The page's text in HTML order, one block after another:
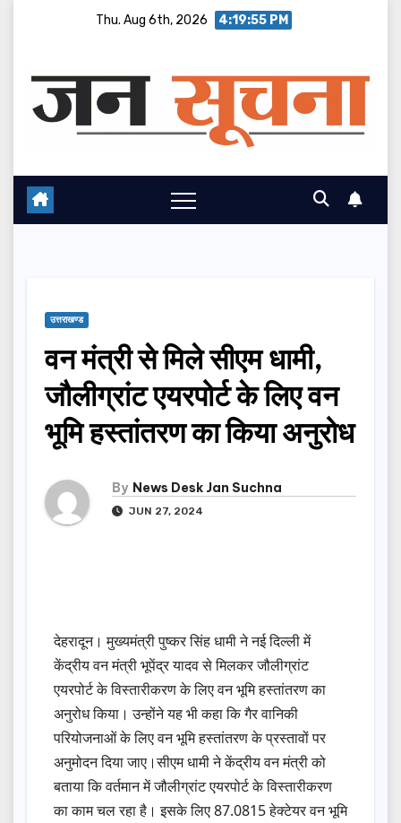
Thu. Aug 6th, 2026 4:19:56 PM
उत्तराखण्ड
वन मंत्री से मिले सीएम धामी,
जौलीग्रांट एयरपोर्ट के लिए वन
भूमि हस्तांतरण का किया अनुरोध
By News Desk Jan Suchna
JUN 27, 2024
देहरादून। मुख्यमंत्री पुष्कर सिंह धामी ने नई दिल्ली में
केंद्रीय वन मंत्री भूपेंद्र यादव से मिलकर जौलीग्रांट
एयरपोर्ट के विस्तारीकरण के लिए वन भूमि हस्तांतरण का
अनुरोध किया। उन्होंने यह भी कहा कि गैर वानिकी
परियोजनाओं के लिए वन भूमि हस्तांतरण के प्रस्तावों पर
अनुमोदन दिया जाए।सीएम धामी ने केंद्रीय वन मंत्री को
बताया कि वर्तमान में जौलीग्रांट एयरपोर्ट के विस्तारीकरण
का काम चल रहा है। इसके लिए 87.0815 हेक्टेयर वन भूमि